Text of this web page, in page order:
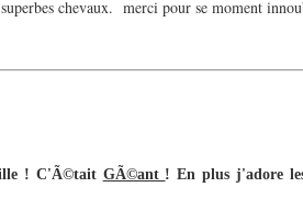
chevaux. merci pour se moment
! C'Ã©tait GÃ©ant ! En plus j'adore